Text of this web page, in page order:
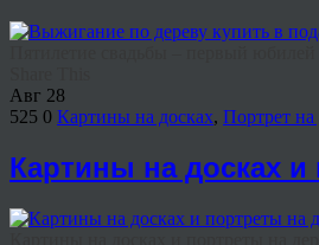
Авг 28
525 0 Картины на досках, Портрет на
Картины на досках и